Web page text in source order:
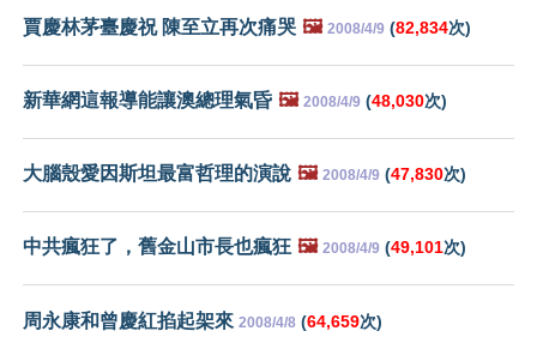
賈慶林茅臺慶祝 陳至立再次痛哭 🖼️ 2008/4/9 (82,834次)
新華網這報導能讓澳總理氣昏 🖼️ 2008/4/9 (48,030次)
大腦殼愛因斯坦最富哲理的演說 🖼️ 2008/4/9 (47,830次)
中共瘋狂了，舊金山市長也瘋狂 🖼️ 2008/4/9 (49,101次)
周永康和曾慶紅掐起架來 2008/4/8 (64,659次)